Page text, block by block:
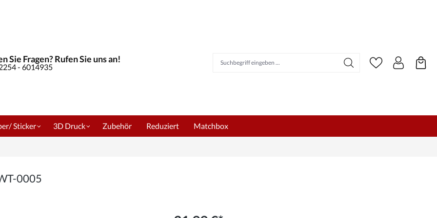
Sie Fragen? Rufen Sie uns an!
- 6014935
Sticker 3D Druck Zubehör Reduziert Matchbox
0005